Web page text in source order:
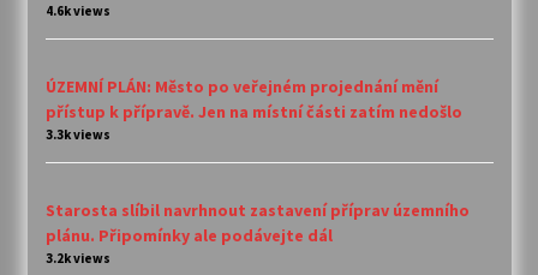
4.6k views
ÚZEMNÍ PLÁN: Město po veřejném projednání mění
přístup k přípravě. Jen na místní části zatím nedošlo
3.3k views
Starosta slíbil navrhnout zastavení příprav územního
plánu. Připomínky ale podávejte dál
3.2k views